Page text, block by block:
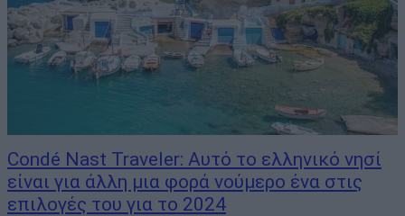
Condé Nast Traveler: Αυτό το ελληνικό νησί
είναι για άλλη μια φορά νούμερο ένα στις
επιλογές του για το 2024